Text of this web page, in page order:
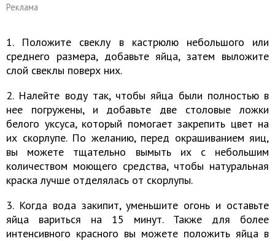
Реклама
1. Положите свеклу в кастрюлю небольшого или
среднего размера, добавьте яйца, затем выложите
слой свеклы поверх них.
2. Налейте воду так, чтобы яйца были полностью в
нее погружены, и добавьте две столовые ложки
белого уксуса, который помогает закрепить цвет на
их скорлупе. По желанию, перед окрашиванием яиц,
вы можете тщательно вымыть их с небольшим
количеством моющего средства, чтобы натуральная
краска лучше отделялась от скорлупы.
3. Когда вода закипит, уменьшите огонь и оставьте
яйца вариться на 15 минут. Также для более
интенсивного красного вы можете положить яйца в